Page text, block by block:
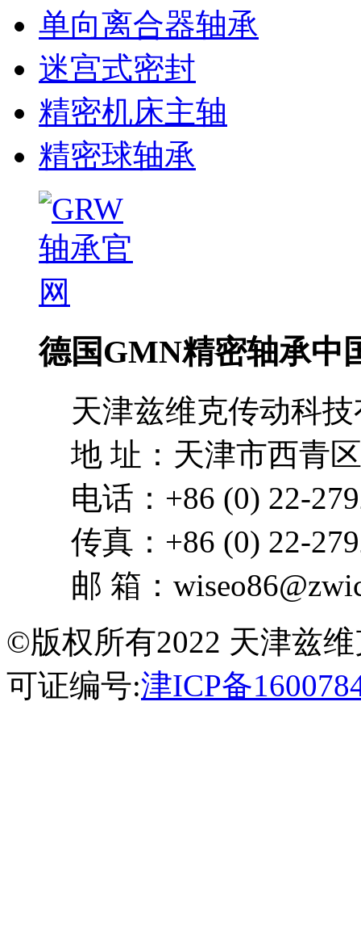
单向离合器轴承
迷宫式密封
精密机床主轴
精密球轴承
德国GMN精密轴承中
天津兹维克传动科
地 址：天津市西青
电话：+86 (0) 22-
传真：+86 (0) 22-
邮 箱：
©版权所有2022 天津兹
可证编号:津ICP备